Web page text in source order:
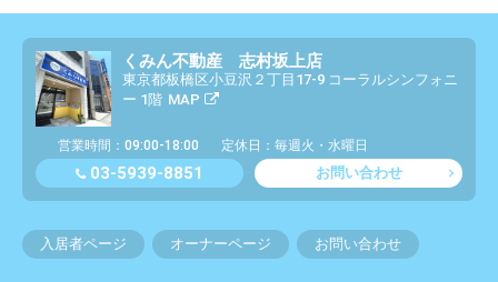
くみん不動産 志村坂上店
東京都板橋区小豆沢２丁目17-9 コーラルシンフォニ
ー 1階 MAP
営業時間：09:00-18:00 定休日：毎週火・水曜日
03-5939-8851 お問い合わせ
入居者ページ オーナーページ お問い合わせ